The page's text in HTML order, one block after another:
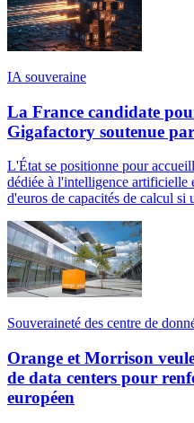
IA souveraine
La France candidate
Gigafactory soutenue
L'État se positionne pour
dédiée à l'intelligence artificielle
d'euros de capacités de calcul si
Souveraineté des centre de
Orange et Morrison
de data centers pour
européen